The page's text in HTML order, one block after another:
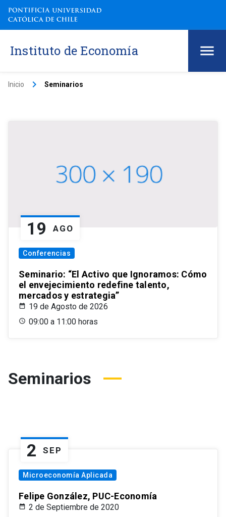
Instituto de Economía
Inicio keyboard_arrow_right Seminarios
19 AGO
Conferencias
Seminario: “El Activo que Ignoramos: Cómo
el envejecimiento redefine talento,
mercados y estrategia”
19 de Agosto de 2026
09:00 a 11:00 horas
Seminarios
2 SEP
Microeconomía Aplicada
Felipe González, PUC-Economía
2 de Septiembre de 2020